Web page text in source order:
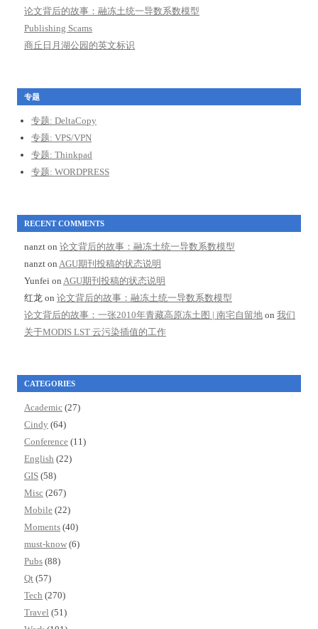
论文背后的故事：融冻土统一导数系数模型
Publishing Scams
商丘日月湖公园的英文标识
专题
专题: DeltaCopy
专题: VPS/VPN
专题: Thinkpad
专题: WORDPRESS
RECENT COMMENTS
nanzt on 论文背后的故事：融冻土统一导数系数模型
nanzt on AGU期刊投稿的状态说明
Yunfei on AGU期刊投稿的状态说明
红龙 on 论文背后的故事：融冻土统一导数系数模型
论文背后的故事：一张2010年青藏高原冻土图 | 南宅自留地 on 我们
关于MODIS LST 云污染插值的工作
CATEGORIES
Academic (27)
Cindy (64)
Conference (11)
English (22)
GIS (58)
Misc (267)
Mobile (22)
Moments (40)
must-know (6)
Pubs (88)
Qt (57)
Tech (270)
Travel (51)